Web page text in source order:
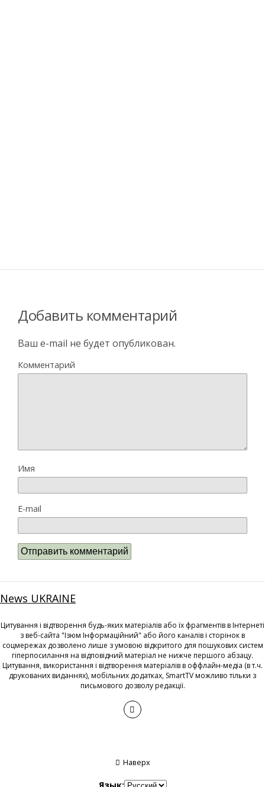
Добавить комментарий
Ваш e-mail не будет опубликован.
Комментарий
Имя
E-mail
News UKRAINE
Цитування і відтворення будь-яких матеріалів або їх фрагментів в Інтернеті
з веб-сайта "Ізюм Інформаційний" або його каналів і сторінок в
соцмережах дозволено лише з умовою відкритого для пошукових систем
гіперпосилання на відповідний матеріал не нижче першого абзацу.
Цитування, використання і відтворення матеріалів в оффлайн-медіа (в т.ч.
друкованих виданнях), мобільних додатках, SmartTV можливо тільки з
письмового дозволу редакції.
Наверх